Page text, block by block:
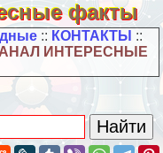
факты
:: КОНТАКТЫ ::
ИНТЕРЕСНЫЕ